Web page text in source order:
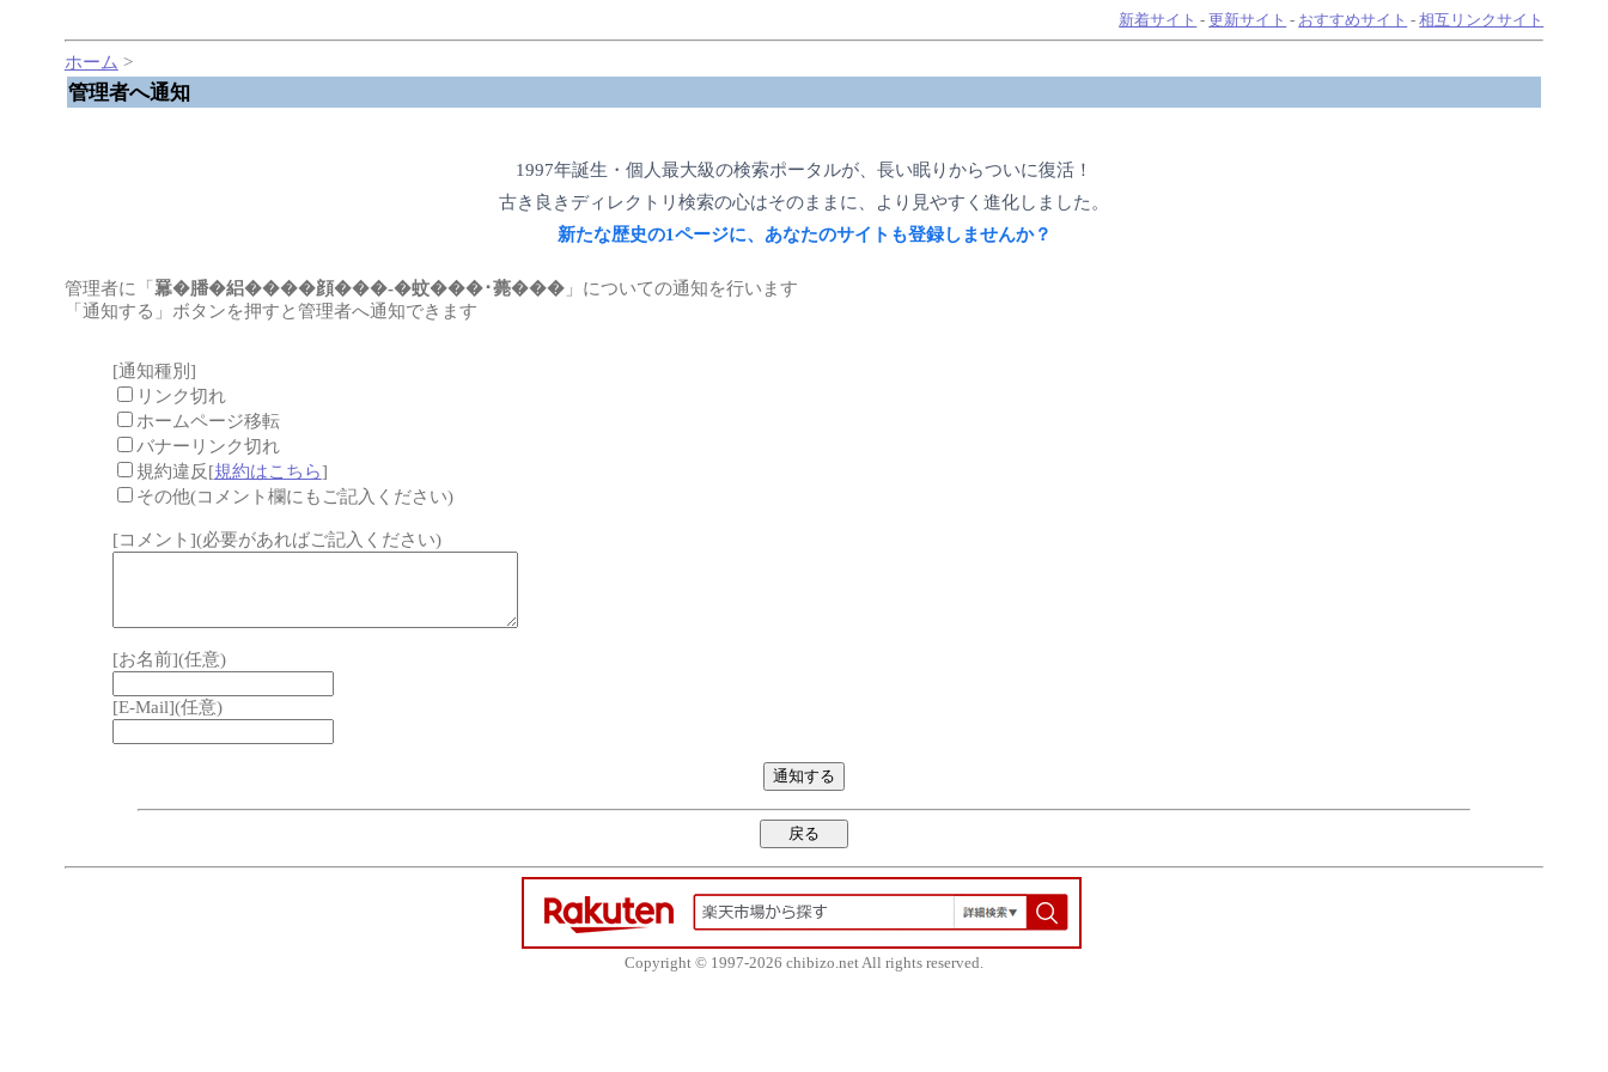
新着サイト -更新サイト - おすすめサイト -相互リンクサイト
ホーム >
管理者へ通知
1997年誕生・個人最大級の検索ポータルが、長い眠りからついに復活！
古き良きディレクトリ検索の心はそのままに、より見やすく進化しました。
新たな歴史の1ページに、あなたのサイトも登録しませんか？
管理者に「 羃�膰�絽����顔���-�蚊���･薨���」についての通知を行います
「通知する」ボタンを押すと管理者へ通知できます
[通知種別]
リンク切れ
ホームページ移転
バナーリンク切れ
規約違反[規約はこちら]
その他(コメント欄にもご記入ください)
[コメント](必要があればご記入ください)
[お名前](任意)
[E-Mail](任意)
Copyright © 1997-2026 chibizo.net All rights reserved.